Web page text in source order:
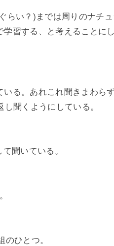
らい？)までは周りのナチ
習する、と考えることにし
る。あれこれ聞きまわら
聞くようにしている。
聞いている。
ひとつ。